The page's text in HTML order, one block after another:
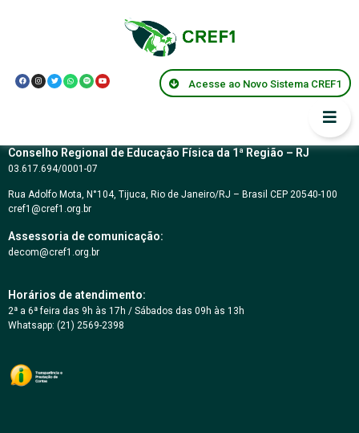
Acesse ao Novo Sistema CREF1
Resolução Federal
CNE/CP 1
Conselho Regional de Educação Física da 1ª Região – RJ
03.617.694/0001-07
Rua Adolfo Mota, N°104, Tijuca, Rio de Janeiro/RJ – Brasil CEP 20540-100
cref1@cref1.org.br
Assessoria de comunicação:
decom@cref1.org.br
Horários de atendimento:
2ª a 6ª feira das 9h às 17h / Sábados das 09h às 13h
Whatsapp: (21) 2569-2398